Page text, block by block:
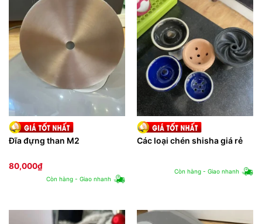
Đĩa đựng than M2
80,000₫
Còn hàng - Giao nhanh
Các loại chén shisha giá rẻ
Còn hàng - Giao nhanh